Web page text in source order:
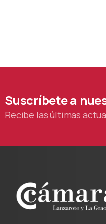
Suscríbetea
Recibe las últimas